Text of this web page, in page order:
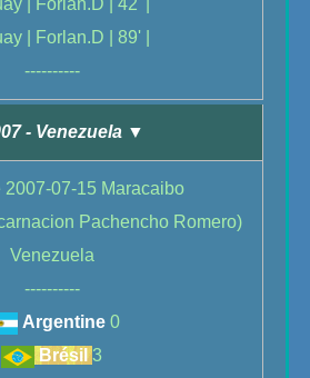
| Forlan.D | 42' |
| Forlan.D | 89' |
----------
- Venezuela ▼
2007-07-15 Maracaibo
Pachencho Romero)
Venezuela
----------
Argentine 0
Brésil3